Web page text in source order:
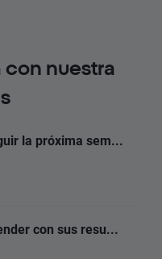
con nuestra
la próxima sem...
con sus resu...